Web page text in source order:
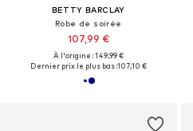
BETTY BARCLAY
Robe de soirée
107,99 €
À l'origine : 149,99 €
Dernier prix le plus bas :107,10 €